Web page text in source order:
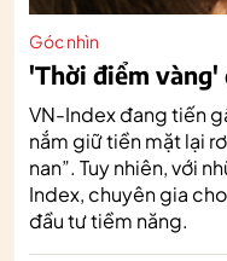
Góc nhìn
'Thời điểm vàng'
VN-Index đang tiến
nắm giữ tiền mặt lại
nan”. Tuy nhiên, với
Index, chuyên gia
đầu tư tiềm năng.